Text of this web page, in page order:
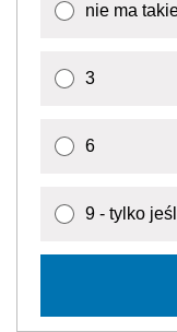
nie ma
3
6
9 - tylko